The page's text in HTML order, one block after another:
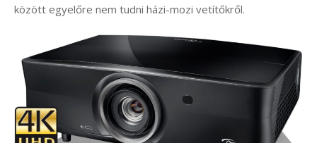
között egyelőre nem tudni házi-mozi vetítőkről.